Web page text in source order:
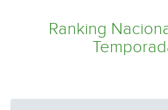
Ranking